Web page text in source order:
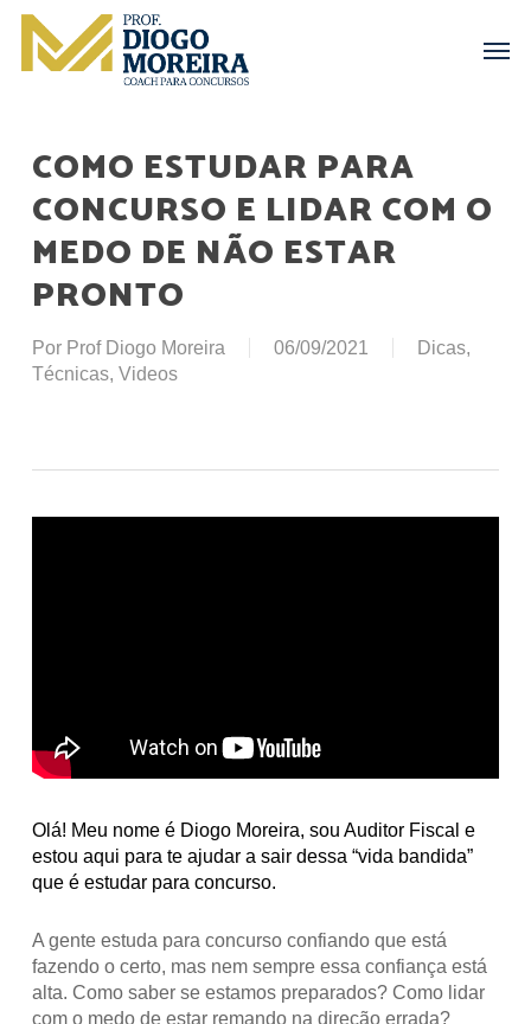
Skip
main
COMO ESTUDAR PARA
CONCURSO E LIDAR COM O
MEDO DE NÃO ESTAR
PRONTO
Por Prof Diogo Moreira 06/09/2021 Dicas,
Técnicas, Videos
Olá! Meu nome é Diogo Moreira, sou Auditor Fiscal e
estou aqui para te ajudar a sair dessa “vida bandida”
que é estudar para concurso.
A gente estuda para concurso confiando que está
fazendo o certo, mas nem sempre essa confiança está
alta. Como saber se estamos preparados? Como lidar
com o medo de estar remando na direção errada?